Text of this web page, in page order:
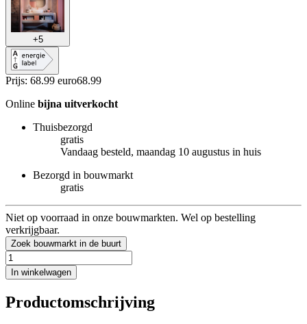
+5
Prijs: 68.99 euro68.99
Online bijna uitverkocht
Thuisbezorgd
gratis
Vandaag besteld, maandag 10 augustus in huis
Bezorgd in bouwmarkt
gratis
Niet op voorraad in onze bouwmarkten. Wel op bestelling
verkrijgbaar.
Zoek bouwmarkt in de buurt
In winkelwagen
Productomschrijving